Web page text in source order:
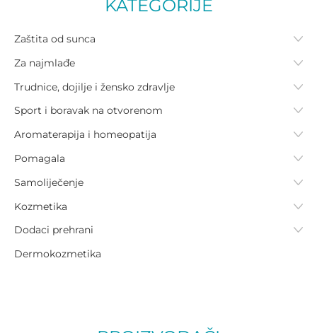
KATEGORIJE
Zaštita od sunca
Za najmlađe
Trudnice, dojilje i žensko zdravlje
Sport i boravak na otvorenom
Aromaterapija i homeopatija
Pomagala
Samoliječenje
Kozmetika
Dodaci prehrani
Dermokozmetika